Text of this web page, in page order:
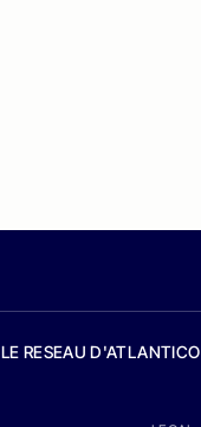
LE RESEAU D'ATLANTICO